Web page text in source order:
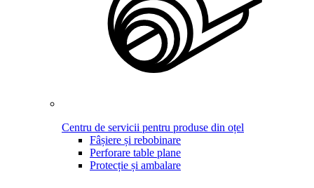
Centru de servicii pentru produse din oțel
Fâșiere și rebobinare
Perforare table plane
Protecție și ambalare